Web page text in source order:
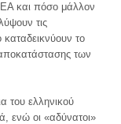
και πόσο μάλλον
τις
το
των
του ελληνικού
ενώ οι «αδύνατοι»